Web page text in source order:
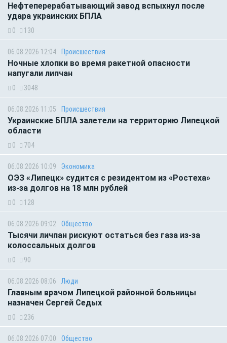
Нефтеперерабатывающий завод вспыхнул после
удара украинских БПЛА
0 130
06.08.2026 12:04 Происшествия
Ночные хлопки во время ракетной опасности
напугали липчан
0 3048
06.08.2026 11:05 Происшествия
Украинские БПЛА залетели на территорию Липецкой
области
0 704
06.08.2026 10:09 Экономика
ОЭЗ «Липецк» судится с резидентом из «Ростеха»
из-за долгов на 18 млн рублей
0 128
06.08.2026 09:02 Общество
Тысячи личпан рискуют остаться без газа из-за
колоссальных долгов
0 90
06.08.2026 08:06 Люди
Главным врачом Липецкой районной больницы
назначен Сергей Седых
0 236
06.08.2026 07:00 Общество